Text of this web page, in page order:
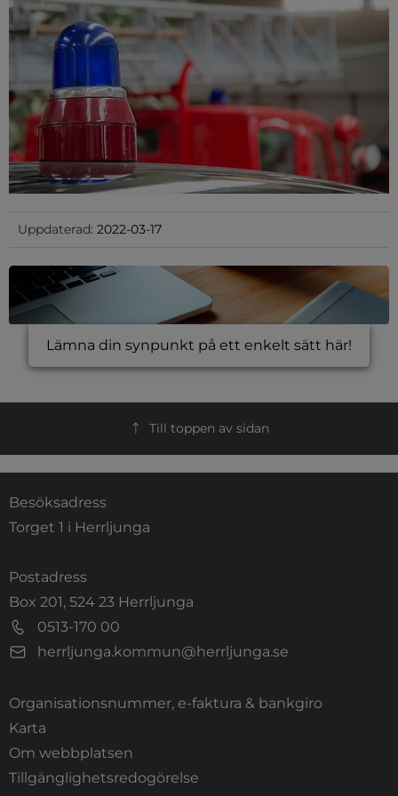
Uppdaterad: 2022-03-17
Lämna din synpunkt på ett enkelt sätt här!
Till toppen av sidan
Besöksadress
Torget 1 i Herrljunga
Postadress
Box 201, 524 23 Herrljunga
0513-170 00
herrljunga.kommun@herrljunga.se
Organisationsnummer, e-faktura & bankgiro
Karta
Om webbplatsen
Tillgänglighetsredogörelse